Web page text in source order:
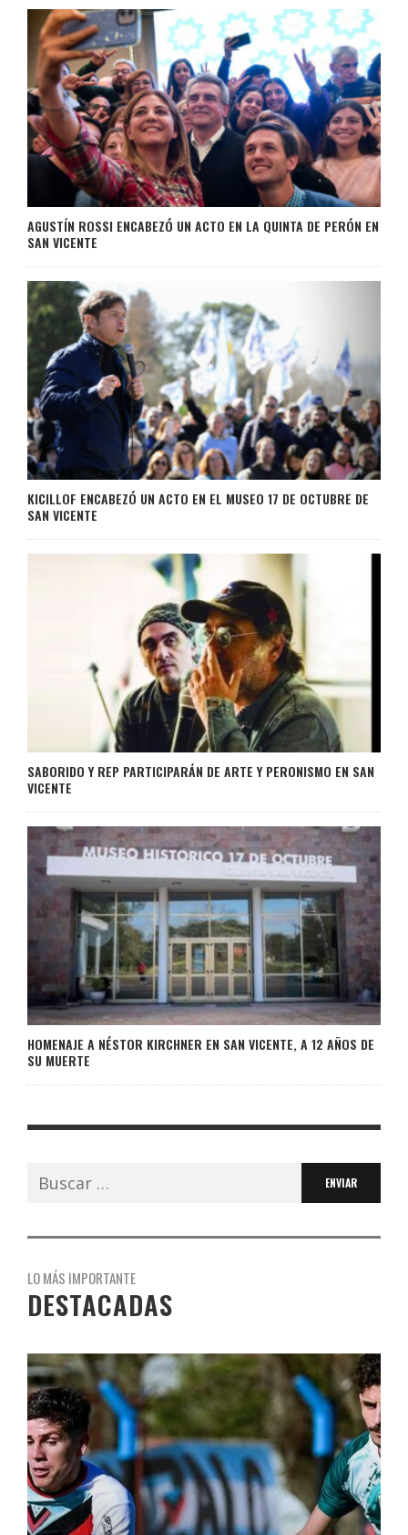
AGUSTÍN ROSSI ENCABEZÓ UN ACTO EN LA QUINTA DE PERÓN EN
SAN VICENTE
KICILLOF ENCABEZÓ UN ACTO EN EL MUSEO 17 DE OCTUBRE DE
SAN VICENTE
SABORIDO Y REP PARTICIPARÁN DE ARTE Y PERONISMO EN SAN
VICENTE
HOMENAJE A NÉSTOR KIRCHNER EN SAN VICENTE, A 12 AÑOS DE
SU MUERTE
Buscar:
LO MÁS IMPORTANTE
DESTACADAS